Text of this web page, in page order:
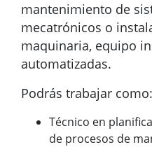
mantenimiento de
mecatrónicos o
maquinaria, equipo
automatizadas.
Podrás trabajar como:
Técnico en
de procesos de